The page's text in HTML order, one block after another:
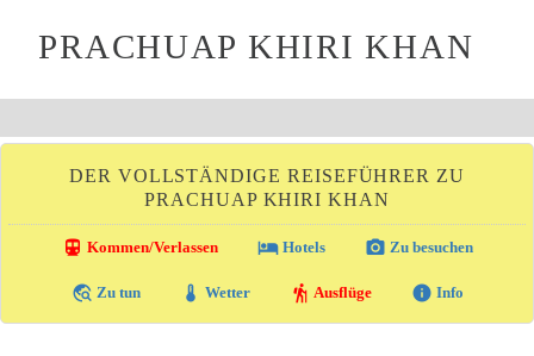
PRACHUAP KHIRI KHAN
DER VOLLSTÄNDIGE REISEFÜHRER ZU
PRACHUAP KHIRI KHAN
directions_transit Kommen/Verlassen local_hotelHotels photo_camera Zu besuchen
travel_explore Zu tun thermostat Wetter hiking Ausflüge info Info